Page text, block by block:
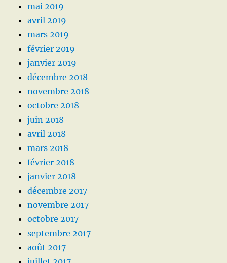
mai 2019
avril 2019
mars 2019
février 2019
janvier 2019
décembre 2018
novembre 2018
octobre 2018
juin 2018
avril 2018
mars 2018
février 2018
janvier 2018
décembre 2017
novembre 2017
octobre 2017
septembre 2017
août 2017